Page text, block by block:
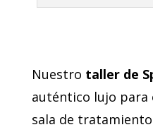
Nuestro taller de
auténtico lujo para
sala de